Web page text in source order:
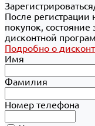
После регистрации
покупок, состояние
дисконтной
Подробно о
Имя
Фамилия
Номер телефона